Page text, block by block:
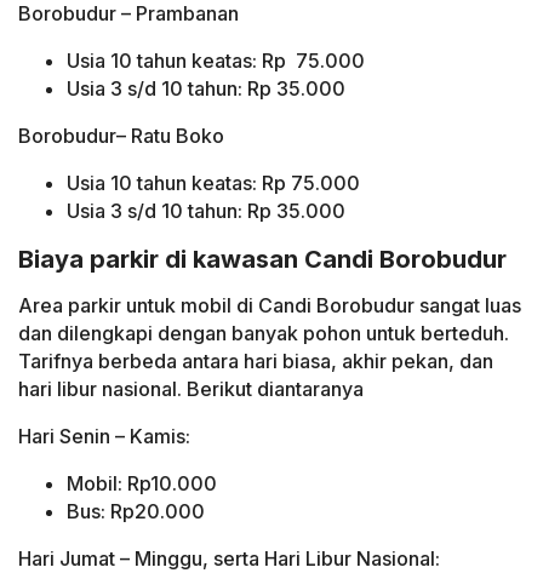
Borobudur – Prambanan
Usia 10 tahun keatas: Rp 75.000
Usia 3 s/d 10 tahun: Rp 35.000
Borobudur– Ratu Boko
Usia 10 tahun keatas: Rp 75.000
Usia 3 s/d 10 tahun: Rp 35.000
Biaya parkir di kawasan Candi Borobudur
Area parkir untuk mobil di Candi Borobudur sangat luas
dan dilengkapi dengan banyak pohon untuk berteduh.
Tarifnya berbeda antara hari biasa, akhir pekan, dan
hari libur nasional. Berikut diantaranya
Hari Senin – Kamis:
Mobil: Rp10.000
Bus: Rp20.000
Hari Jumat – Minggu, serta Hari Libur Nasional: